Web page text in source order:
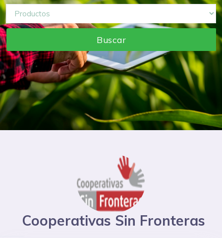
Buscar
Cooperativas Sin Fronteras